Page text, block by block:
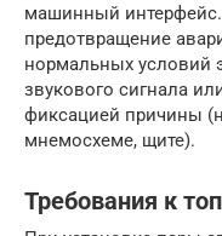
машинный
предотвращение
нормальных условий
звукового сигнала
фиксацией причины
мнемосхеме, щите).
Требования к